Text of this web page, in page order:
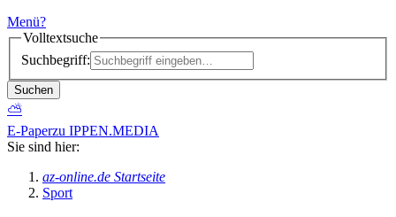
Menü?
Volltextsuche
Suchbegriff:
Suchen
⛅
E-Paperzu IPPEN.MEDIA
Sie sind hier:
az-online.de Startseite
Sport